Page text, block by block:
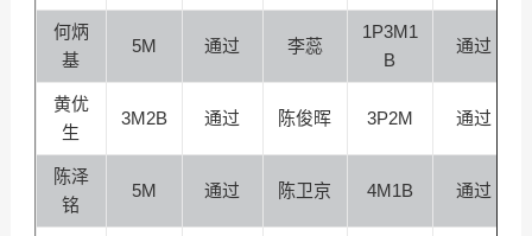
何炳
基
5M 通过 李蕊
1P3M1
B
通过
黄优
生
3M2B 通过 陈俊晖 3P2M 通过
陈泽
铭
5M 通过 陈卫京 4M1B 通过